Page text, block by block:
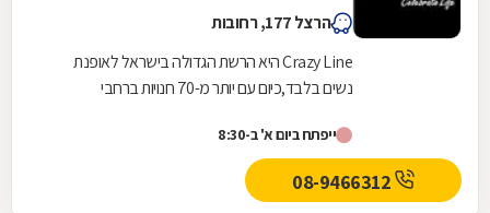
הרצל 177, רחובות
Crazy Line היא הרשת הגדולה בישראל לאופנת
נשים בלבד,כיום עם יותר מ-70 חנויות ברחבי
הנאמן שלה בגדים...
ייפתח ביום א' ב-8:30